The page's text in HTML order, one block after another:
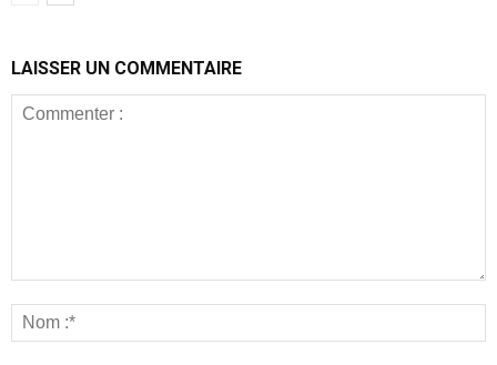
LAISSER UN COMMENTAIRE